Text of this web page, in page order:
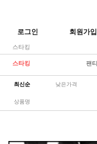
로그인 회원가입
스타킹
스타킹 팬티
최신순 낮은가격
상품명